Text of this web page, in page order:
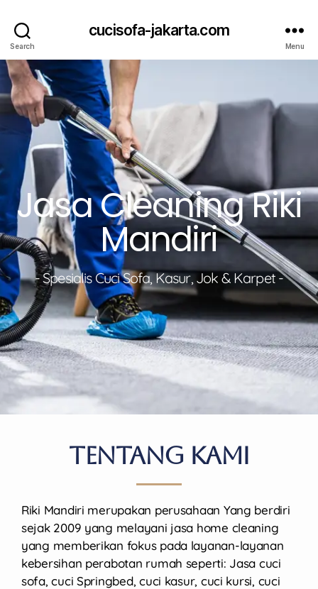
Search
cucisofa-jakarta.com
Menu
Jasa Cleaning Riki
Mandiri
- Spesialis Cuci Sofa, Kasur, Jok & Karpet -
Tentang Kami
Riki Mandiri merupakan perusahaan Yang berdiri
sejak 2009 yang melayani jasa home cleaning
yang memberikan fokus pada layanan-layanan
kebersihan perabotan rumah seperti: Jasa cuci
sofa, cuci Springbed, cuci kasur, cuci kursi, cuci